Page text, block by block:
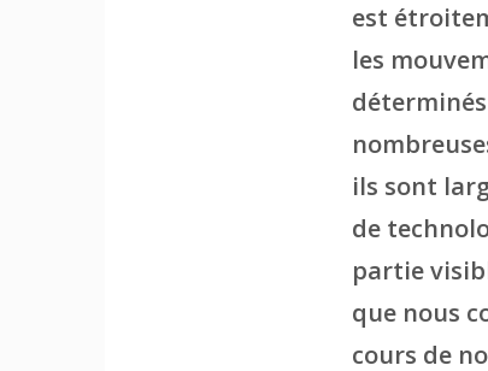
est
les
ils sont
de
partie
que nous
cours de